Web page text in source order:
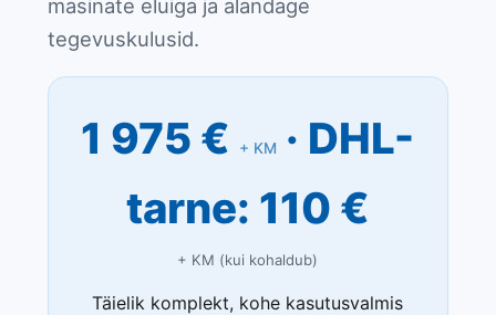
masinate eluiga ja alandage
tegevuskulusid.
1 975 € + KM
· DHL-
tarne: 110 €
+ KM (kui kohaldub)
Täielik komplekt, kohe kasutusvalmis